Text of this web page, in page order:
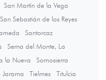
San Martín de la Vega
San Sebastián de los Reyes
Santorcaz
Serna del Monte, La
la Nueva
Somosierra
Jarama Tielmes
Titulcia